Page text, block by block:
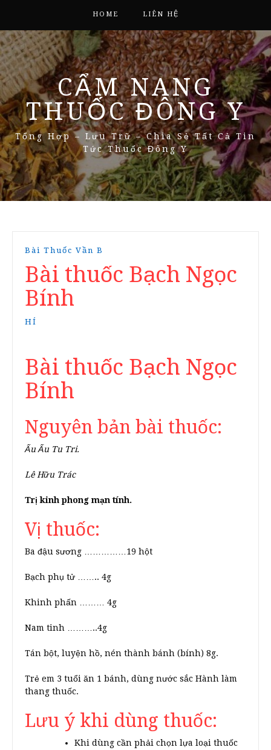
HOME LIÊN HỆ
CẨM NANG
THUỐC ĐÔNG Y
Tổng Hợp – Lưu Trữ – Chia Sẻ Tất Cả Tin
Tức Thuốc Đông Y
Bài Thuốc Vần B
Bài thuốc Bạch Ngọc
Bính
HÍ
Bài thuốc Bạch Ngọc
Bính
Nguyên bản bài thuốc:
Ấu Ấu Tu Tri.
Lê Hữu Trác
Trị kinh phong mạn tính.
Vị thuốc:
Ba đậu sương ……………19 hột
Bạch phụ tử …….. 4g
Khinh phấn ……… 4g
Nam tinh ………..4g
Tán bột, luyện hồ, nén thành bánh (bính) 8g.
Trẻ em 3 tuổi ăn 1 bánh, dùng nước sắc Hành làm
thang thuốc.
Lưu ý khi dùng thuốc:
Khi dùng cần phải chọn lựa loại thuốc